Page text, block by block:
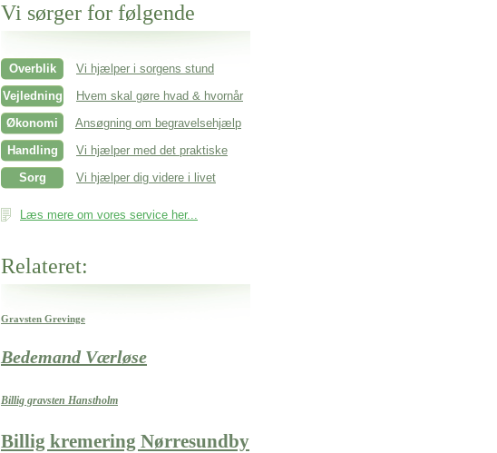
Vi sørger for følgende
Overblik
Vi hjælper i sorgens stund
Vejledning
Hvem skal gøre hvad & hvornår
Økonomi
Ansøgning om begravelsehjælp
Handling
Vi hjælper med det praktiske
Sorg
Vi hjælper dig videre i livet
Læs mere om vores service her...
Relateret:
Gravsten Grevinge
Bedemand Værløse
Billig gravsten Hanstholm
Billig kremering Nørresundby